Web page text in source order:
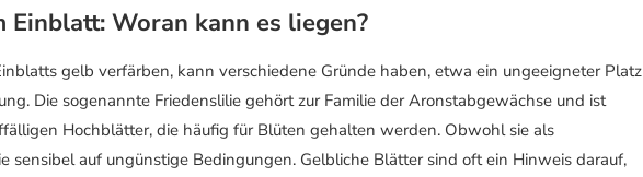
Einblatt: Woran kann es liegen?
gelb verfärben, kann verschiedene Gründe haben, etwa ein ungeeigneter Platz
Die sogenannte Friedenslilie gehört zur Familie der Aronstabgewächse und ist
Hochblätter, die häufig für Blüten gehalten werden. Obwohl sie als
sensibel auf ungünstige Bedingungen. Gelbliche Blätter sind oft ein Hinweis darauf,